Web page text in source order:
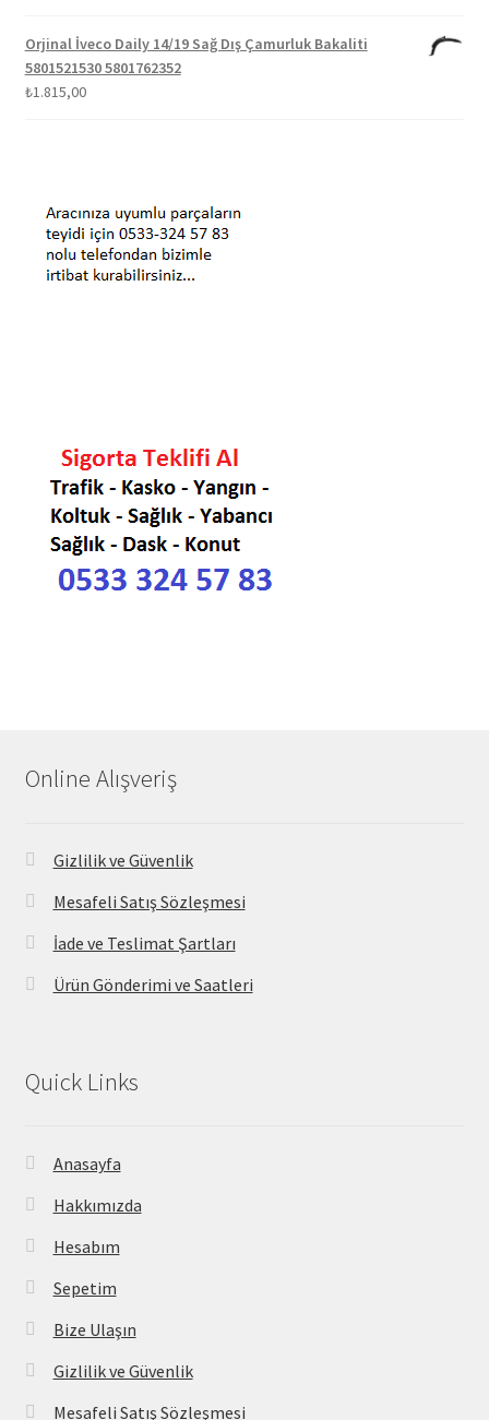
Orjinal İveco Daily 14/19 Sağ Dış Çamurluk Bakaliti
5801521530 5801762352
₺1.815,00
Online Alışveriş
Gizlilik ve Güvenlik
Mesafeli Satış Sözleşmesi
İade ve Teslimat Şartları
Ürün Gönderimi ve Saatleri
Quick Links
Anasayfa
Hakkımızda
Hesabım
Sepetim
Bize Ulaşın
Gizlilik ve Güvenlik
Mesafeli Satış Sözleşmesi